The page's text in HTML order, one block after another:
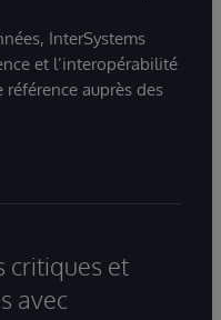
InterSystems
et l’interopérabilité
auprès des
critiques et
avec